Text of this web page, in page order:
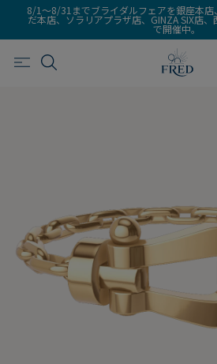
8/1～8/31までブライダルフェアを銀座本店
だ本店、ソラリアプラザ店、GINZA SIX店
で開催中。